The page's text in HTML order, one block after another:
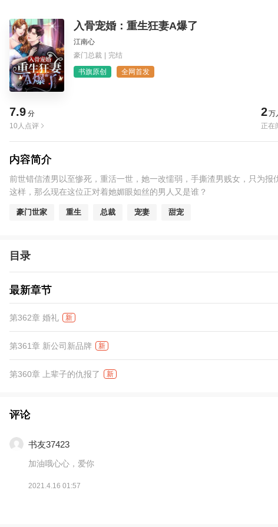
入骨宠婚：重生狂妻A爆了
江南心
豪门总裁 | 完结
书旗原创 全网首发
7.9 分
10人点评
2万
正在
内容简介
前世错信渣男以至惨死，重活一世，她一改懦弱，手撕渣男贱女，只为
这样，那么现在这位正对着她媚眼如丝的男人又是谁？
豪门世家 重生 总裁 宠妻 甜宠
目录
最新章节
第362章 婚礼 新
第361章 新公司新品牌 新
第360章 上辈子的仇报了 新
评论
书友37423
加油哦心心，爱你
2021.4.16 01:57